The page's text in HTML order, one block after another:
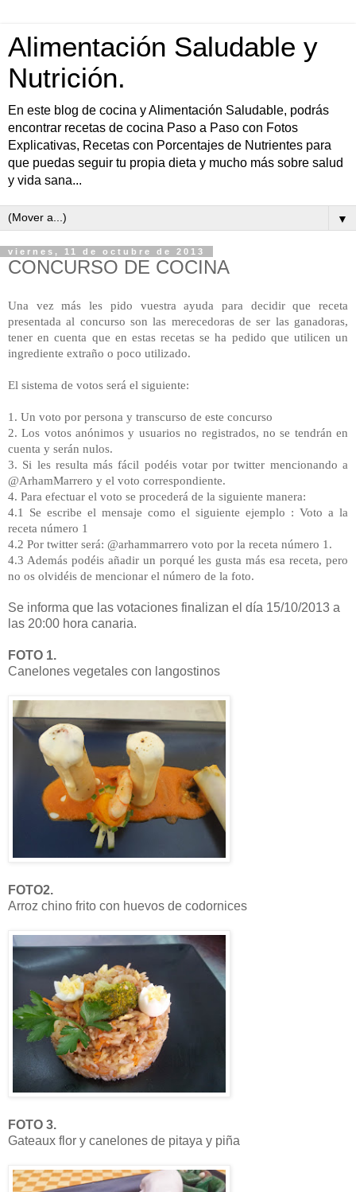
Alimentación Saludable y
Nutrición.
En este blog de cocina y Alimentación Saludable, podrás
encontrar recetas de cocina Paso a Paso con Fotos
Explicativas, Recetas con Porcentajes de Nutrientes para
que puedas seguir tu propia dieta y mucho más sobre salud
y vida sana...
▼
viernes, 11 de octubre de 2013
CONCURSO DE COCINA
Una vez más les pido vuestra ayuda para decidir que receta
presentada al concurso son las merecedoras de ser las ganadoras,
tener en cuenta que en estas recetas se ha pedido que utilicen un
ingrediente extraño o poco utilizado.
El sistema de votos será el siguiente:
1. Un voto por persona y transcurso de este concurso
2. Los votos anónimos y usuarios no registrados, no se tendrán en
cuenta y serán nulos.
3. Si les resulta más fácil podéis votar por twitter mencionando a
@ArhamMarrero y el voto correspondiente.
4. Para efectuar el voto se procederá de la siguiente manera:
4.1 Se escribe el mensaje como el siguiente ejemplo : Voto a la
receta número 1
4.2 Por twitter será: @arhammarrero voto por la receta número 1.
4.3 Además podéis añadir un porqué les gusta más esa receta, pero
no os olvidéis de mencionar el número de la foto.
Se informa que las votaciones finalizan el día 15/10/2013 a
las 20:00 hora canaria.
FOTO 1.
Canelones vegetales con langostinos
FOTO2.
Arroz chino frito con huevos de codornices
FOTO 3.
Gateaux flor y canelones de pitaya y piña